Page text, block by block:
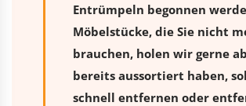
Entrümpeln begonnen
Möbelstücke, die Sie nicht
brauchen, holen wir gerne
bereits aussortiert haben,
schnell entfernen oder